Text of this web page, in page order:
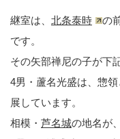
継室は、 北条泰時 の
です。
その矢部禅尼の子が下
4男・蘆名光盛は、惣領
展しています。
相模・ 芦名城の地名が